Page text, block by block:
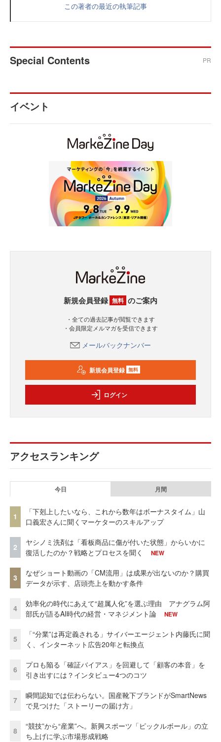
この著者の最近の執筆記事
Special Contents PR
イベント
新規会員登録 無料 のご案内
・全ての過去記事が閲覧できます
・会員限定メルマガを受信できます
メールバックナンバー
新規会員登録 無料
ログイン
アクセスランキング
今日 月間
1
「下剋上したいなら、これから数年はボーナスタイム」山
口義宏さんに聞くマーケターのスキルアップ
2
ヤシノミ洗剤は「看板商品に傷が付いた状態」からいかに
復活したのか？戦略とプロセスを聞く
NEW
3
なぜショート動画の「CM流用」は成果が出ないのか？購買
データが示す、店頭売上を動かす条件
4
効率化の時代にあえて“超属人化”を選ぶ理由 アナグラム阿
部氏が語るAI時代の経営・マネジメント論
NEW
5
「“分業”は再定義される」サイバーエージェント内藤氏に聞
く、インターネット広告20年と転換点
6
プロも陥る「確証バイアス」を回避して「顧客の本音」を
引き出すには？インタビュー4つのコツ
7
瞬間認知では伝わらない。国産靴下ブランドがSmartNews
で見つけた「ストーリーの届け方」
8
“競技”から“産業”へ。新興スポーツ「ピックルボール」の立
ち上げに学ぶ市場形成戦略